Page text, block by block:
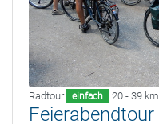
Radtour einfach 20 - 39 km
Feierabendtour